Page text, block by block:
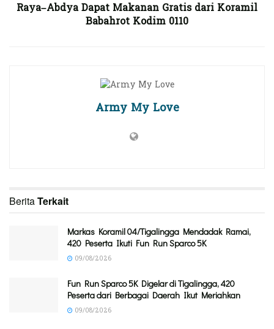
Raya–Abdya Dapat Makanan Gratis dari Koramil
Babahrot Kodim 0110
Army My Love
BeritaTerkait
Markas Koramil 04/Tigalingga Mendadak Ramai,
420 Peserta Ikuti Fun Run Sparco 5K
09/08/2026
Fun Run Sparco 5K Digelar di Tigalingga, 420
Peserta dari Berbagai Daerah Ikut Meriahkan
09/08/2026